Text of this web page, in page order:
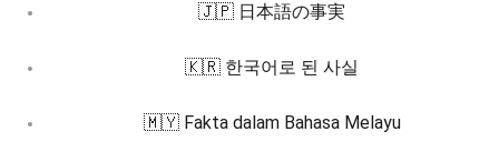
🇯🇵 日本語の事実
🇰🇷 한국어로 된 사실
🇲🇾 Fakta dalam Bahasa Melayu